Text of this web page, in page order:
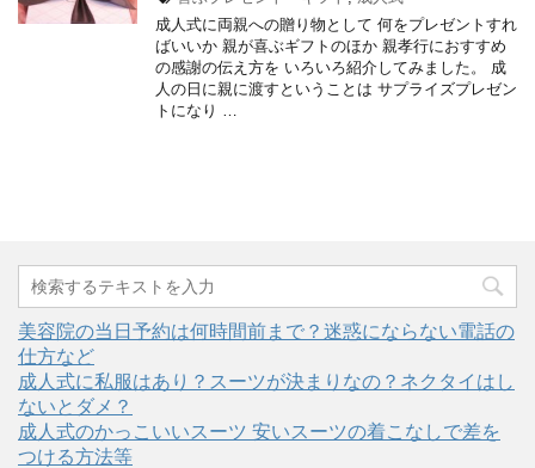
成人式に両親への贈り物として 何をプレゼントすれ
ばいいか 親が喜ぶギフトのほか 親孝行におすすめ
の感謝の伝え方を いろいろ紹介してみました。 成
人の日に親に渡すということは サプライズプレゼン
トになり …
美容院の当日予約は何時間前まで？迷惑にならない電話の
仕方など
成人式に私服はあり？スーツが決まりなの？ネクタイはし
ないとダメ？
成人式のかっこいいスーツ 安いスーツの着こなしで差を
つける方法等